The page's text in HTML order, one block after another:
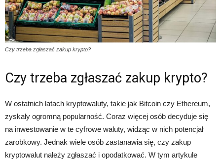
Czy trzeba zgłaszać zakup krypto?
Czy trzeba zgłaszać zakup krypto?
W ostatnich latach kryptowaluty, takie jak Bitcoin czy Ethereum,
zyskały ogromną popularność. Coraz więcej osób decyduje się
na inwestowanie w te cyfrowe waluty, widząc w nich potencjał
zarobkowy. Jednak wiele osób zastanawia się, czy zakup
kryptowalut należy zgłaszać i opodatkować. W tym artykule